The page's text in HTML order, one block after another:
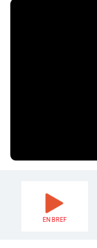
EN BREF